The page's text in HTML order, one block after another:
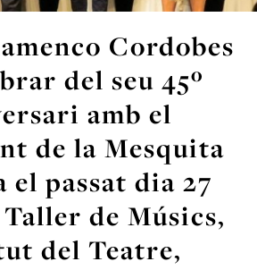
Cordobes
del seu 45º
amb el
de la Mesquita
el passat dia 27
de Músics,
del Teatre,